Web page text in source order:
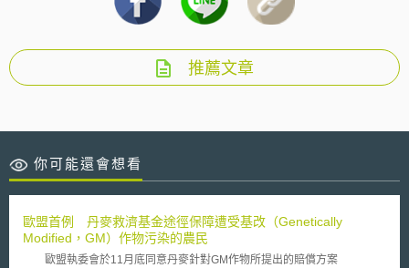
推薦文章
你可能還會想看
歐盟首例 丹麥救濟基金途徑保障遭受基改（Genetically
Modified，GM）作物污染的農民
歐盟執委會於11月底同意丹麥針對GM作物所提出的賠償方案